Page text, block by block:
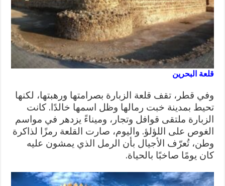
قلعة البحرين
وفي قطر، تقف قلعة الزبارة بصرامتها ورهبتها، لكنها
تحيط بمدينة خبت رمالها وظل اسمها خالدًا. كانت
الزبارة ملتقى قوافل وتجار، وميناءً يزدهر في مواسم
الغوص على اللؤلؤ. واليوم، صارت القلعة رمزًا لذاكرة
وطن، تُعرّف الأجيال بأن الرمل الذي يمشون عليه
كان يومًا صاخبًا بالحياة.